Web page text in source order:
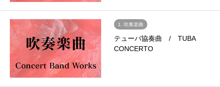
1. 吹奏楽曲
テューバ協奏曲 / TUBA
CONCERTO